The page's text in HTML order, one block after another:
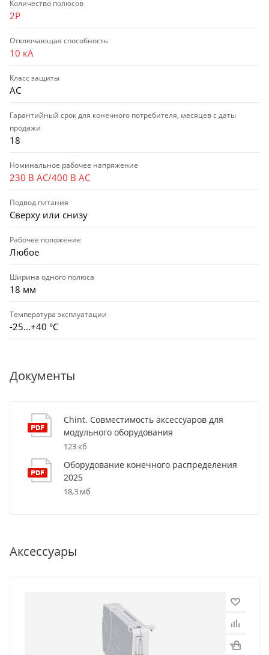
Количество полюсов
2P
Отключающая способность
10 кА
Класс защиты
AC
Гарантийный срок для конечного потребителя, месяцев с даты
продажи
18
Номинальное рабочее напряжение
230 В AC/400 В AC
Подвод питания
Сверху или снизу
Рабочее положение
Любое
Ширина одного полюса
18 мм
Температура эксплуатации
-25...+40 °С
Документы
Chint. Совместимость аксессуаров для
модульного оборудования
123 кб
Оборудование конечного распределения
2025
18,3 мб
Аксессуары